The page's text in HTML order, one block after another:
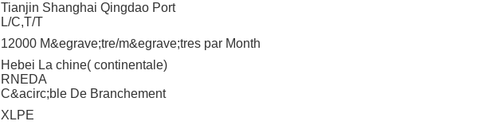
Tianjin Shanghai Qingdao Port
L/C,T/T
12000 M&egrave;tre/m&egrave;tres par Month
Hebei La chine( continentale)
RNEDA
C&acirc;ble De Branchement
XLPE